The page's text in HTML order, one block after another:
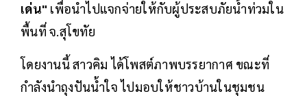
เด่น" เพื่อนำไปแจกจ่ายให้กับผู้ประสบภัยน้ำท่วมใน
พื้นที่ จ.สุโขทัย
โดยงานนี้ สาวคิม ได้โพสต์ภาพบรรยากาศ ขณะที่
กำลังนำถุงปันน้ำใจ ไปมอบให้ชาวบ้านในชุมชน